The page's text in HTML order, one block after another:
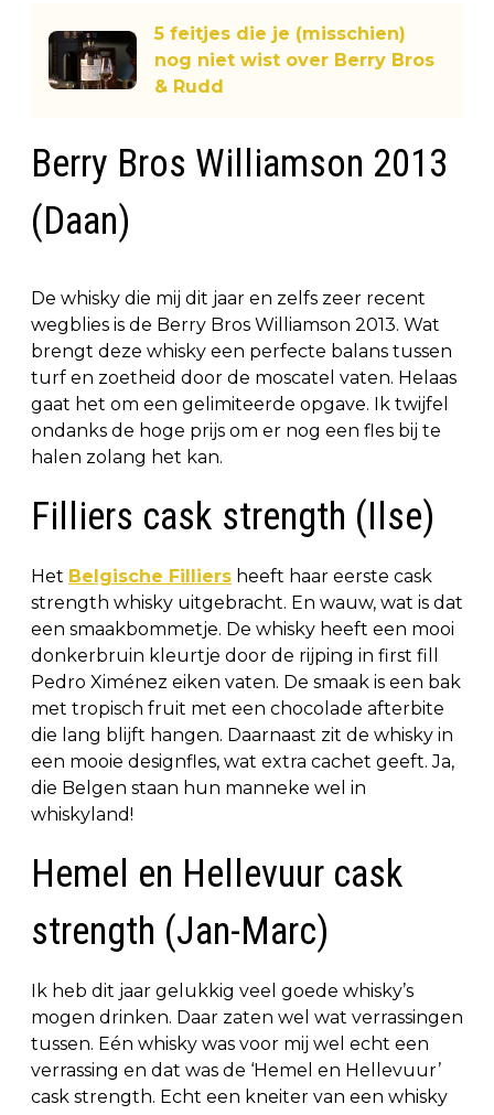
5 feitjes die je (misschien)
nog niet wist over Berry Bros
& Rudd
Berry Bros Williamson 2013
(Daan)
De whisky die mij dit jaar en zelfs zeer recent
wegblies is de Berry Bros Williamson 2013. Wat
brengt deze whisky een perfecte balans tussen
turf en zoetheid door de moscatel vaten. Helaas
gaat het om een gelimiteerde opgave. Ik twijfel
ondanks de hoge prijs om er nog een fles bij te
halen zolang het kan.
Filliers cask strength (Ilse)
Het Belgische Filliers heeft haar eerste cask
strength whisky uitgebracht. En wauw, wat is dat
een smaakbommetje. De whisky heeft een mooi
donkerbruin kleurtje door de rijping in first fill
Pedro Ximénez eiken vaten. De smaak is een bak
met tropisch fruit met een chocolade afterbite
die lang blijft hangen. Daarnaast zit de whisky in
een mooie designfles, wat extra cachet geeft. Ja,
die Belgen staan hun manneke wel in
whiskyland!
Hemel en Hellevuur cask
strength (Jan-Marc)
Ik heb dit jaar gelukkig veel goede whisky’s
mogen drinken. Daar zaten wel wat verrassingen
tussen. Eén whisky was voor mij wel echt een
verrassing en dat was de ‘Hemel en Hellevuur’
cask strength. Echt een kneiter van een whisky